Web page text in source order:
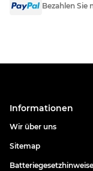
Bezahlen Sie
Informationen
Wir über uns
Sitemap
Batteriegesetzhinweise